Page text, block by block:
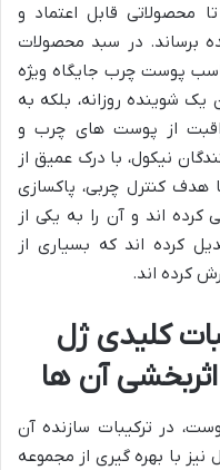
محصولاتی قابل اعتماد و
برساند. در سبد محصولات
پوست چرب جایگاه ویژه
شوینده روزانه، بلکه به
از پوست های چرب و
نیکول، با درک عمیق از
هدف کنترل چربی، پاکسازی
اند و آن را به یکی از
کرده اند که بسیاری از
کرده اند.
کلیدی ژل
آن ها
در ترکیبات سازنده آن
با بهره گیری از مجموعه